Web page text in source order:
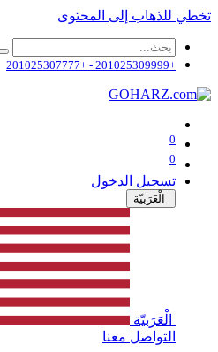
تخطي للذهاب إلى المحتوى
+201025309999 - +201025307777
0
0
تسجيل الدخول
الْعَرَبيّة
الْعَرَبيّة
التواصل معنا